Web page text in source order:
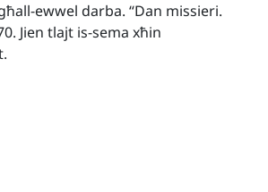
ewwel darba. “Dan missieri.
Jien tlajt is-sema xħin